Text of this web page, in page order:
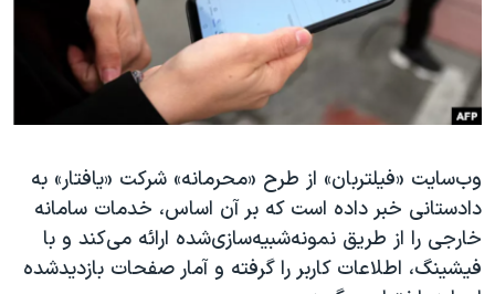
فرهنگ و زندگی
حقوق شهروندی
اقتصادی
اسرائیل در جنگ
گالری عکس
آرشیو پخش زنده
مستندها
انتخابات ریاست جمهوری آمریکا ۲۰۲۴
حمله جمهوری اسلامی به اسرائیل
ورزش زنان در ایران
اعتراضات زن، زندگی، آزادی
مجموعه مستندهای دادخواهی
دنبال کنید
زبانهای مختلف
وب‌سایت «فیلتربان» از طرح «محرمانه» شرکت «یافتار» به
دادستانی خبر داده است که بر آن اساس، خدمات سامانه
خارجی را از طریق نمونه‌شبیه‌سازی‌شده ارائه می‌کند و با
فیشینگ، اطلاعات کاربر را گرفته و آمار صفحات بازدیدشده